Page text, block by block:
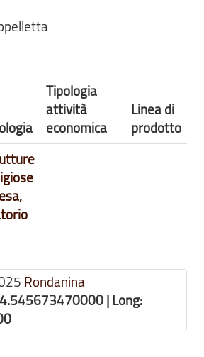
Tipologia
attività
economica
Linea di
prodotto
Rondanina
| Long: